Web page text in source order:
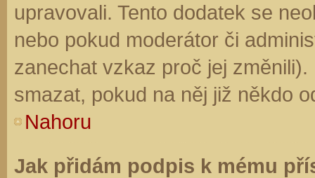
upravovali. Tento dodatek se
nebo pokud moderátor či
zanechat vzkaz proč jej
smazat, pokud na něj již někdo
Nahoru
Jak přidám podpis k mému